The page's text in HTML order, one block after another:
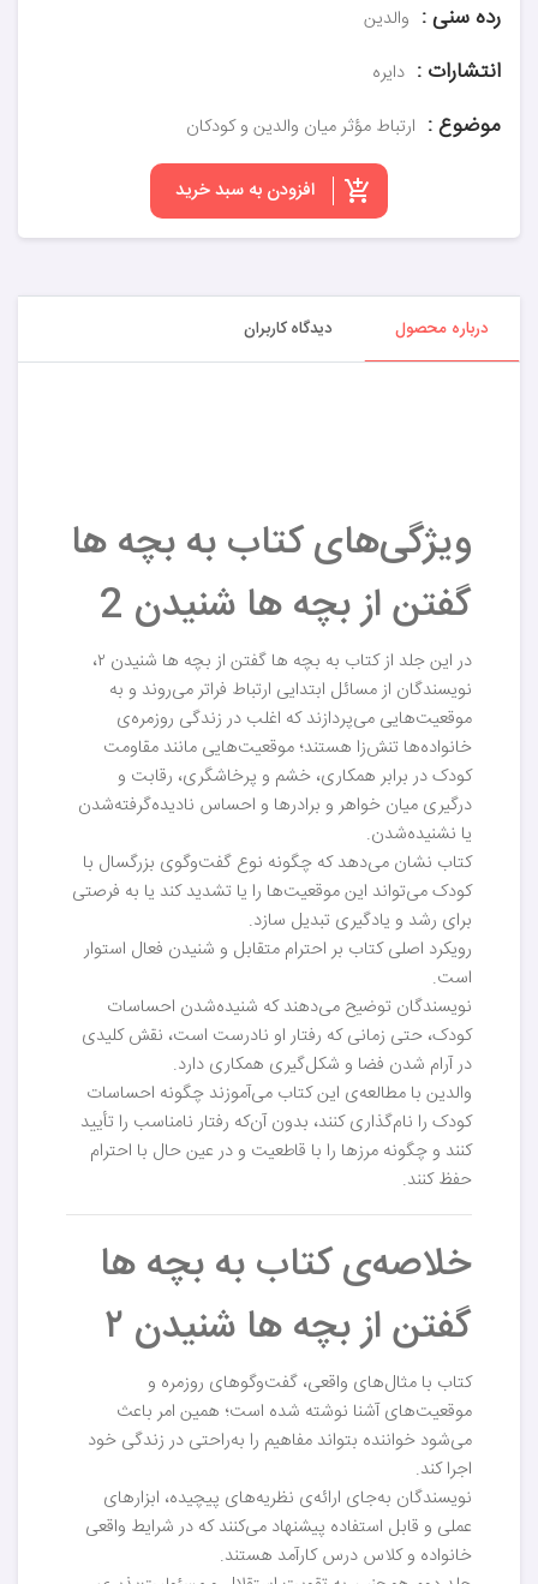
رده سنی : والدین
انتشارات : دایره
موضوع : ارتباط مؤثر میان والدین و کودکان
افزودن به سبد خرید
درباره محصول دیدگاه کاربران
ویژگی‌های کتاب به بچه ها
گفتن از بچه ها شنیدن 2
در این جلد از کتاب به بچه ها گفتن از بچه ها شنیدن ۲،
نویسندگان از مسائل ابتدایی ارتباط فراتر می‌روند و به
موقعیت‌هایی می‌پردازند که اغلب در زندگی روزمره‌ی
خانواده‌ها تنش‌زا هستند؛ موقعیت‌هایی مانند مقاومت
کودک در برابر همکاری، خشم و پرخاشگری، رقابت و
درگیری میان خواهر و برادرها و احساس نادیده‌گرفته‌شدن
یا نشنیده‌شدن.
کتاب نشان می‌دهد که چگونه نوع گفت‌وگوی بزرگسال با
کودک می‌تواند این موقعیت‌ها را یا تشدید کند یا به فرصتی
برای رشد و یادگیری تبدیل سازد.
رویکرد اصلی کتاب بر احترام متقابل و شنیدن فعال استوار
است.
نویسندگان توضیح می‌دهند که شنیده‌شدن احساسات
کودک، حتی زمانی که رفتار او نادرست است، نقش کلیدی
در آرام شدن فضا و شکل‌گیری همکاری دارد.
والدین با مطالعه‌ی این کتاب می‌آموزند چگونه احساسات
کودک را نام‌گذاری کنند، بدون آن‌که رفتار نامناسب را تأیید
کنند و چگونه مرزها را با قاطعیت و در عین حال با احترام
حفظ کنند.
خلاصه‌ی کتاب به بچه ها
گفتن از بچه ها شنیدن ۲
کتاب با مثال‌های واقعی، گفت‌وگوهای روزمره و
موقعیت‌های آشنا نوشته شده است؛ همین امر باعث
می‌شود خواننده بتواند مفاهیم را به‌راحتی در زندگی خود
اجرا کند.
نویسندگان به‌جای ارائه‌ی نظریه‌های پیچیده، ابزارهای
عملی و قابل استفاده پیشنهاد می‌کنند که در شرایط واقعی
خانواده و کلاس درس کارآمد هستند.